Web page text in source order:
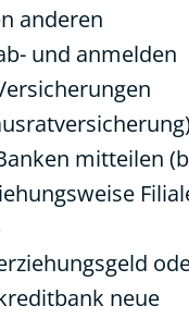
anderen
und anmelden
mitteilen
neue